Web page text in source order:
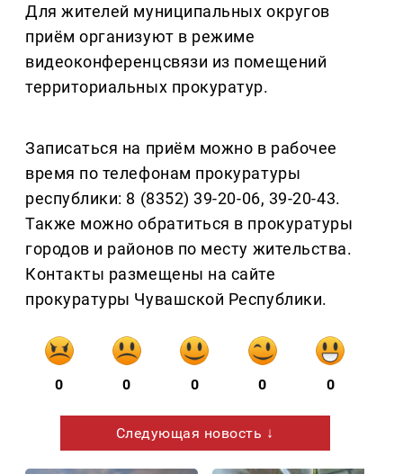
Для жителей муниципальных округов
приём организуют в режиме
видеоконференцсвязи из помещений
территориальных прокуратур.
Записаться на приём можно в рабочее
время по телефонам прокуратуры
республики: 8 (8352) 39-20-06, 39-20-43.
Также можно обратиться в прокуратуры
городов и районов по месту жительства.
Контакты размещены на сайте
прокуратуры Чувашской Республики.
0 0 0 0 0
Следующая новость ↓